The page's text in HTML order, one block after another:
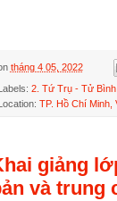
tháng 4 05, 2022
Labels: 2. Tứ Trụ - Tử Bình
Location: TP. Hồ Chí Minh,
giảng
và trung